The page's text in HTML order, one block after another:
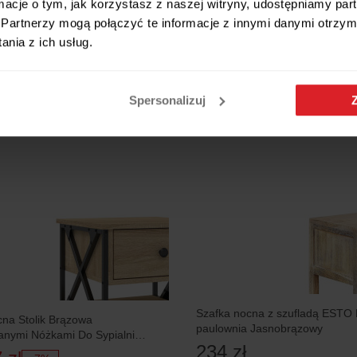
o tym, jak korzystasz z naszej witryny, udostępniamy
mogą połączyć te informacje z innymi danymi
z ich usług.
Spersonalizuj
-18%
w 24h
Wysyłamy w 24h
Stolik Brązowa
Nóżkami Do Sypialni
5 RAT 0%
Szafka nocna z szufladą ESTO
paulownia Jasnobrązowy
234 zł